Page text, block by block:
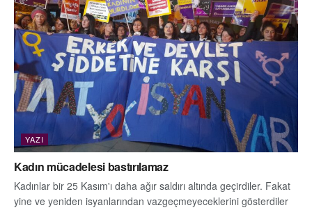
YAZI
Kadın mücadelesi bastırılamaz
Kadınlar bir 25 Kasım'ı daha ağır saldırı altında geçirdiler. Fakat
yine ve yeniden isyanlarından vazgeçmeyeceklerini gösterdiler